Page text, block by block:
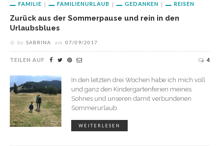
FAMILIE FAMILIENURLAUB GEDANKEN REISEN
Zurück aus der Sommerpause und rein in den
Urlaubsblues
by SABRINA am 07/09/2017
TEILEN AUF 4
In den letzten drei Wochen habe ich mich voll
und ganz den Kindergartenferien meines
Sohnes und unseren damit verbundenen
Sommerurlaub
WEITERLESEN